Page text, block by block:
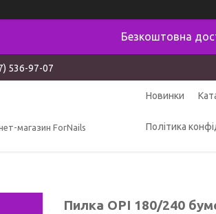
Безкоштовна
536-97-07
магазин ForNails
Новинки
Політика
Пилка OPI 180/240